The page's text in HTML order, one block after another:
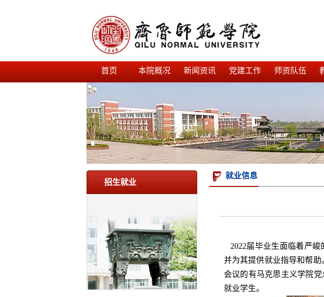
首页 本院概况 新闻资讯 党建工作 师资队伍
招生就业
就业信息
2022届毕业生面临着严
并为其提供就业指导和帮助
会议的有马克思主义学院
就业学生。